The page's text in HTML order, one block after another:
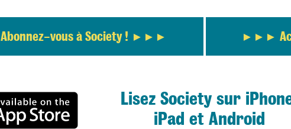
Abonnez-vous à Society !
Lisez Society sur
iPad et Android